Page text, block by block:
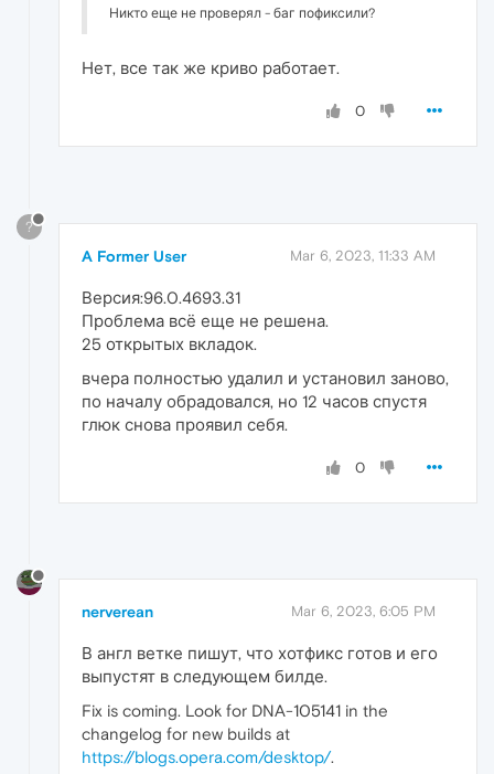
Никто еще не проверял - баг пофиксили?
Нет, все так же криво работает.
0
?
A Former User Mar 6, 2023, 11:33 AM
Версия:96.0.4693.31
Проблема всё еще не решена.
25 открытых вкладок.
вчера полностью удалил и установил заново,
по началу обрадовался, но 12 часов спустя
глюк снова проявил себя.
0
nerverean Mar 6, 2023, 6:05 PM
В англ ветке пишут, что хотфикс готов и его
выпустят в следующем билде.
Fix is coming. Look for DNA-105141 in the
changelog for new builds at
https://blogs.opera.com/desktop/.